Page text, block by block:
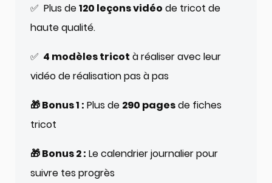
✅ Plus de120 leçons vidéo de tricot de
haute qualité.
✅ 4 modèles tricot à réaliser avec leur
vidéo de réalisation pas à pas
🎁 Bonus 1 : Plus de 290 pagesde fiches
tricot
🎁 Bonus 2 : Le calendrier journalier pour
suivre tes progrès